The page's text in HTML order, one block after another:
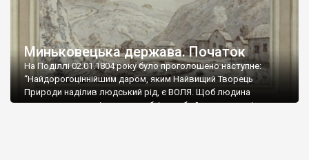
Миньковецька держава. Початок
На Поділлі 02.01.1804 року було проголошено наступне:
“Найдорогоціннійшим даром, яким Найвищий Творець
Природи наділив людський рід, є ВОЛЯ. Щоб людина
народжувалась вільною, необхідно аби й помирала вільною.